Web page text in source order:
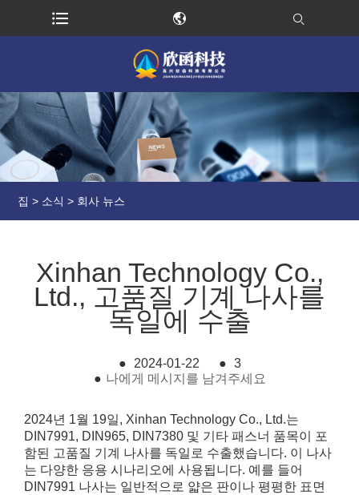
집 > 소식 > 회사 뉴스
Xinhan Technology Co.,
Ltd., 고품질 기계 나사를
독일에 수출
● 2024-01-22 ● 3
● 나에게 메시지를 남겨주세요
2024년 1월 19일, Xinhan Technology Co., Ltd.는
DIN7991, DIN965, DIN7380 및 기타 패스너 품목이 포
함된 고품질 기계 나사를 독일로 수출했습니다. 이 나사
는 다양한 응용 시나리오에 사용됩니다. 예를 들어
DIN7991 나사는 일반적으로 얇은 판이나 평평한 표면